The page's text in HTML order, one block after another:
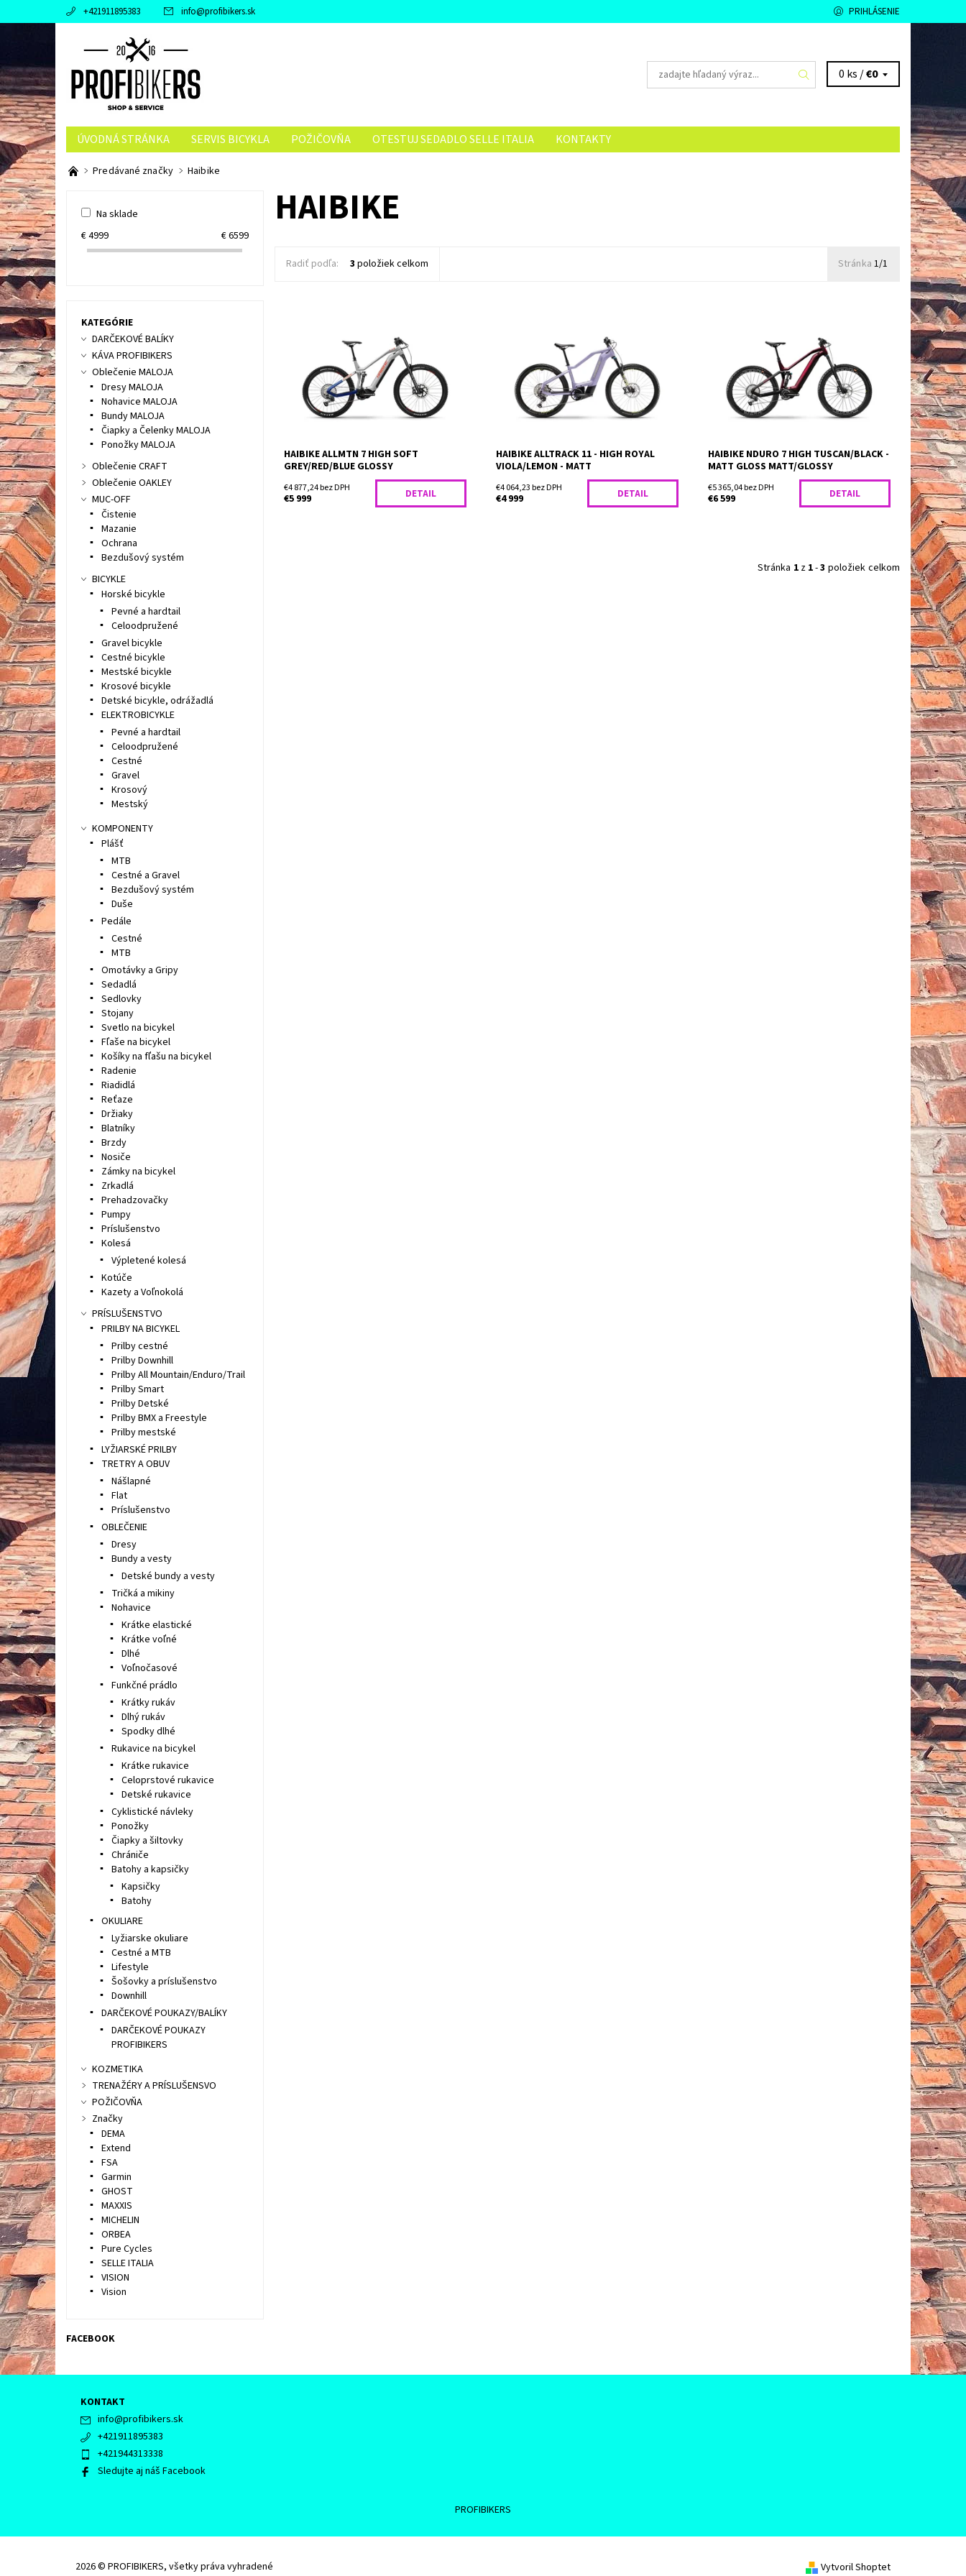
+421911895383 info@profibikers.sk PRIHLÁSENIE
0 ks /€0
ÚVODNÁ STRÁNKA SERVIS BICYKLA POŽIČOVŇA OTESTUJ SEDADLO SELLE ITALIA KONTAKTY
Predávané značky Haibike
HAIBIKE
Radiť podľa: 3 položiek celkom Stránka 1/1
veci. U nášho modelu ALLMTN 7 je tento
pocit pevne zakorenený v jeho dizajne.
Horský elektrobicykel pre
nekompromisný...
Dostupnosť:
Skladom
HAIBIKE ALLMTN 7 HIGH SOFT
GREY/RED/BLUE GLOSSY
€4 877,24 bez DPH
€5 999 DETAIL
11 je perfektný eHardtail pre športové
jazdy! Extrémne výkonný motor Bosch
Performance CX Smart System s
krútiacim...
Dostupnosť:
Skladom
HAIBIKE ALLTRACK 11 - HIGH ROYAL
VIOLA/LEMON - MATT
€4 064,23 bez DPH
€4 999 DETAIL
adrenalín. Pripravený na akciu. Naše
NDURO 7 je doma na najnáročnejších
trailoch – a je dokonalou hračkou pre
freeriderov a fanúšikov...
Dostupnosť:
Skladom
HAIBIKE NDURO 7 HIGH TUSCAN/BLACK -
MATT GLOSS MATT/GLOSSY
€5 365,04 bez DPH
€6 599 DETAIL
Stránka 1z 1-3 položiek celkom
Na sklade
€4999 €6599
KATEGÓRIE
DARČEKOVÉ BALÍKY
KÁVA PROFIBIKERS
Oblečenie MALOJA
Dresy MALOJA
Nohavice MALOJA
Bundy MALOJA
Čiapky a Čelenky MALOJA
Ponožky MALOJA
Oblečenie CRAFT
Oblečenie OAKLEY
MUC-OFF
Čistenie
Mazanie
Ochrana
Bezdušový systém
BICYKLE
Horské bicykle
Pevné a hardtail
Celoodpružené
Gravel bicykle
Cestné bicykle
Mestské bicykle
Krosové bicykle
Detské bicykle, odrážadlá
ELEKTROBICYKLE
Pevné a hardtail
Celoodpružené
Cestné
Gravel
Krosový
Mestský
KOMPONENTY
Plášť
MTB
Cestné a Gravel
Bezdušový systém
Duše
Pedále
Cestné
MTB
Omotávky a Gripy
Sedadlá
Sedlovky
Stojany
Svetlo na bicykel
Fľaše na bicykel
Košíky na fľašu na bicykel
Radenie
Riadidlá
Reťaze
Držiaky
Blatníky
Brzdy
Nosiče
Zámky na bicykel
Zrkadlá
Prehadzovačky
Pumpy
Príslušenstvo
Kolesá
Výpletené kolesá
Kotúče
Kazety a Voľnokolá
PRÍSLUŠENSTVO
PRILBY NA BICYKEL
Prilby cestné
Prilby Downhill
Prilby All Mountain/Enduro/Trail
Prilby Smart
Prilby Detské
Prilby BMX a Freestyle
Prilby mestské
LYŽIARSKÉ PRILBY
TRETRY A OBUV
Nášlapné
Flat
Príslušenstvo
OBLEČENIE
Dresy
Bundy a vesty
Detské bundy a vesty
Tričká a mikiny
Nohavice
Krátke elastické
Krátke voľné
Dlhé
Voľnočasové
Funkčné prádlo
Krátky rukáv
Dlhý rukáv
Spodky dlhé
Rukavice na bicykel
Krátke rukavice
Celoprstové rukavice
Detské rukavice
Cyklistické návleky
Ponožky
Čiapky a šiltovky
Chrániče
Batohy a kapsičky
Kapsičky
Batohy
OKULIARE
Lyžiarske okuliare
Cestné a MTB
Lifestyle
Šošovky a príslušenstvo
Downhill
DARČEKOVÉ POUKAZY/BALÍKY
DARČEKOVÉ POUKAZY
PROFIBIKERS
KOZMETIKA
TRENAŽÉRY A PRÍSLUŠENSVO
POŽIČOVŇA
Značky
DEMA
Extend
FSA
Garmin
GHOST
MAXXIS
MICHELIN
ORBEA
Pure Cycles
SELLE ITALIA
VISION
Vision
FACEBOOK
KONTAKT
info@profibikers.sk
+421911895383
+421944313338
Sledujte aj náš Facebook
PROFIBIKERS
2026 © PROFIBIKERS, všetky práva vyhradené Vytvoril Shoptet